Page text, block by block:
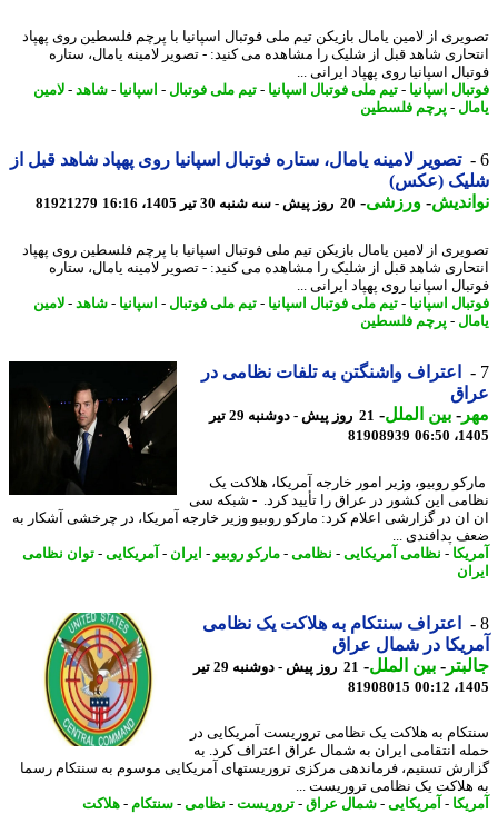
از لامین یامال بازیکن تیم ملی فوتبال اسپانیا با پرچم فلسطین روی پهپاد
شاهد قبل از شلیک را مشاهده می کنید: - تصویر لامینه یامال، ستاره
اسپانیا روی پهپاد ایرانی ...
اسپانیا-تیم ملی فوتبال اسپانیا-تیم ملی فوتبال-اسپانیا-شاهد-لامین
-پرچم فلسطین
تصویر لامینه یامال، ستاره فوتبال اسپانیا روی پهپاد شاهد قبل از
(عکس)
-ورزشی-20 روز پیش - سه شنبه 30 تیر 1405، 16:16 81921279
از لامین یامال بازیکن تیم ملی فوتبال اسپانیا با پرچم فلسطین روی پهپاد
شاهد قبل از شلیک را مشاهده می کنید: - تصویر لامینه یامال، ستاره
اسپانیا روی پهپاد ایرانی ...
اسپانیا-تیم ملی فوتبال اسپانیا-تیم ملی فوتبال-اسپانیا-شاهد-لامین
-پرچم فلسطین
اعتراف واشنگتن به تلفات نظامی در
-بین الملل-
21 روز پیش - دوشنبه 29 تیر
81908939
روبیو، وزیر امور خارجه آمریکا، هلاکت یک
این کشور در عراق را تأیید کرد. - شبکه سی
در گزارشی اعلام کرد: مارکو روبیو وزیر خارجه آمریکا، در چرخشی آشکار به
پدافندی ...
- نظامی آمریکایی-نظامی-مارکو روبیو -ایران - آمریکایی-توان نظامی
اعتراف سنتکام به هلاکت یک نظامی
در شمال عراق
-بین الملل-
21 روز پیش - دوشنبه 29 تیر
81908015
به هلاکت یک نظامی تروریست آمریکایی در
انتقامی ایران به شمال عراق اعتراف کرد. به
تسنیم، فرماندهی مرکزی تروریستهای آمریکایی موسوم به سنتکام رسما
یک نظامی تروریست ...
- آمریکایی-شمال عراق- تروریست-نظامی-سنتکام-هلاکت